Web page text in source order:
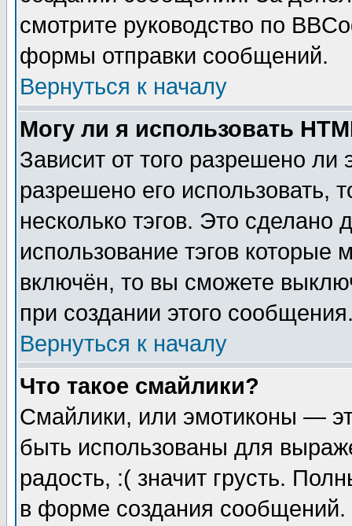
смотрите руководство по
формы отправки сообщений.
Вернуться к началу
Могу ли я использовать
Зависит от того разрешено
разрешено его использовать,
несколько тэгов. Это сделано
использование тэгов
включён, то вы сможете
при создании этого
Вернуться к началу
Что такое смайлики?
Смайлики, или эмотиконы —
быть использованы для
радость, :( значит грусть.
в форме создания сообщений.